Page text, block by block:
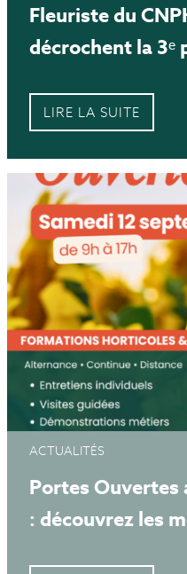
Fleuriste du
décrochent la 3ᵉ
LIRE LA SUITE
ACTUALITÉS
Portes Ouvertes
: découvrez les